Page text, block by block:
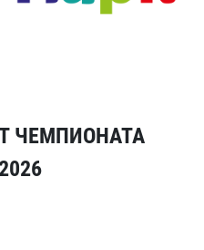
ЧЕМПИОНАТА